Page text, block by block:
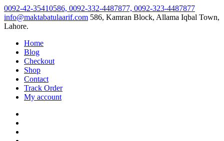
Skip
to
content
0092-42-35410586, 0092-332-4487877, 0092-323-4487877
info@maktabatulaarif.com 586, Kamran Block, Allama Iqbal Town,
Lahore.
Home
Blog
Checkout
Shop
Contact
Track Order
My account